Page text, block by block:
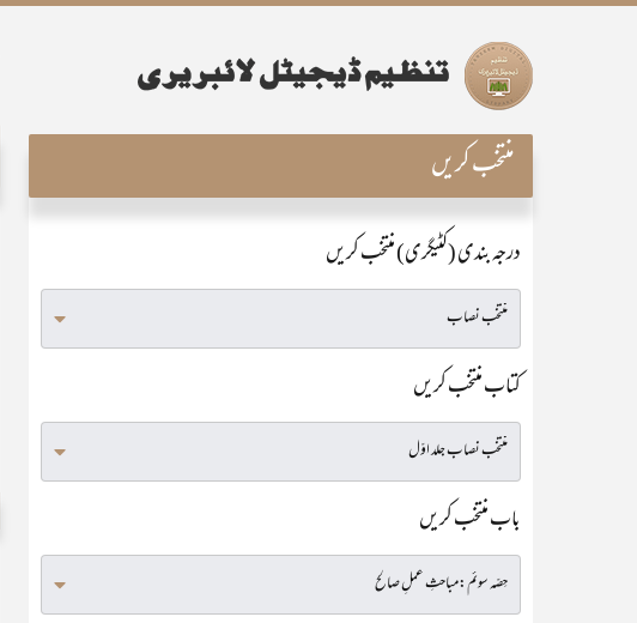
منتخب کریں
درجہ بندی (کٹیگری) منتخب کریں
کتاب منتخب کریں
باب منتخب کریں